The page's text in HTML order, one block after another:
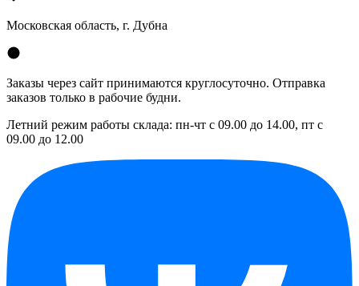
Московская область, г. Дубна
Заказы через сайт принимаются круглосуточно. Отправка
заказов только в рабочие будни.
Летний режим работы склада: пн-чт с 09.00 до 14.00, пт с
09.00 до 12.00